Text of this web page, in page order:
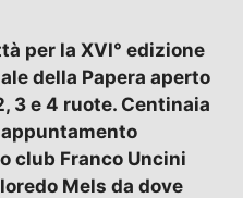
per la XVI° edizione
della Papera aperto
3 e 4 ruote. Centinaia
club Franco Uncini
Mels da dove